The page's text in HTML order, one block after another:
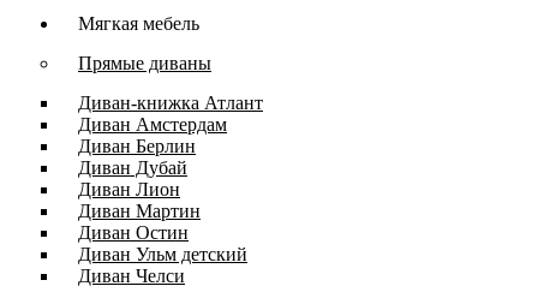
Мягкая мебель
Прямые диваны
Диван-книжка Атлант
Диван Амстердам
Диван Берлин
Диван Дубай
Диван Лион
Диван Мартин
Диван Остин
Диван Ульм детский
Диван Челси